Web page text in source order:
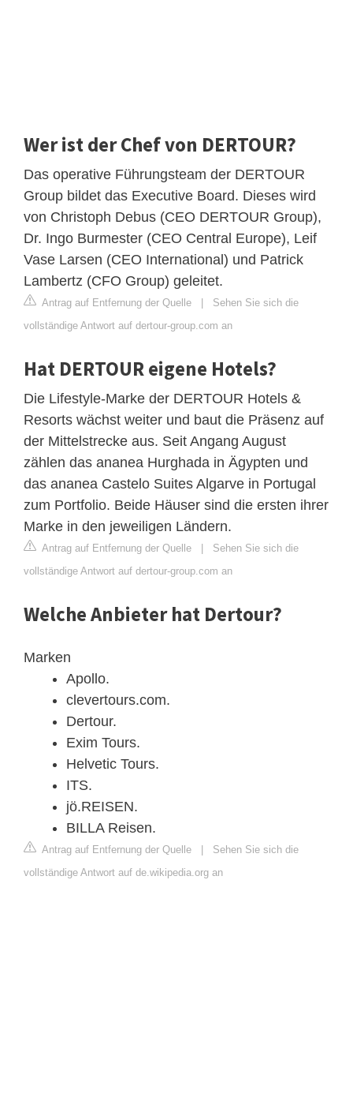
Wer ist der Chef von DERTOUR?
Das operative Führungsteam der DERTOUR
Group bildet das Executive Board. Dieses wird
von Christoph Debus (CEO DERTOUR Group),
Dr. Ingo Burmester (CEO Central Europe), Leif
Vase Larsen (CEO International) und Patrick
Lambertz (CFO Group) geleitet.
Antrag auf Entfernung der Quelle | Sehen Sie sich die
vollständige Antwort auf dertour-group.com an
Hat DERTOUR eigene Hotels?
Die Lifestyle-Marke der DERTOUR Hotels &
Resorts wächst weiter und baut die Präsenz auf
der Mittelstrecke aus. Seit Angang August
zählen das ananea Hurghada in Ägypten und
das ananea Castelo Suites Algarve in Portugal
zum Portfolio. Beide Häuser sind die ersten ihrer
Marke in den jeweiligen Ländern.
Antrag auf Entfernung der Quelle | Sehen Sie sich die
vollständige Antwort auf dertour-group.com an
Welche Anbieter hat Dertour?
Marken
Apollo.
clevertours.com.
Dertour.
Exim Tours.
Helvetic Tours.
ITS.
jö.REISEN.
BILLA Reisen.
Antrag auf Entfernung der Quelle | Sehen Sie sich die
vollständige Antwort auf de.wikipedia.org an